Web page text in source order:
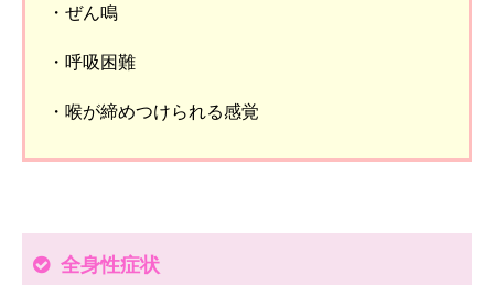
・ぜん鳴
・呼吸困難
・喉が締めつけられる感覚
全身性症状